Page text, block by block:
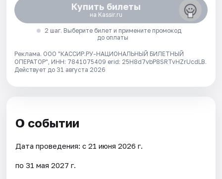
Купить билеты
на Kassir.ru
2 шаг. Выберите билет и примените промокод
до оплаты
Реклама. ООО "КАССИР.РУ-НАЦИОНАЛЬНЫЙ БИЛЕТНЫЙ
ОПЕРАТОР", ИНН: 7841075409 erid: 25H8d7vbP8SRTvHZrUcdLB.
Действует до 31 августа 2026
О событии
Дата проведения: с 21 июня 2026 г.
по 31 мая 2027 г.